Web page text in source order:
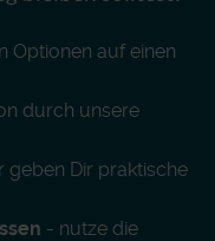
Optionen auf einen
durch unsere
geben Dir praktische
- nutze die